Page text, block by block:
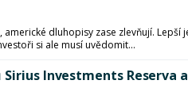
dluhopisy zase zlevňují.
si ale musí uvědomit...
Investments Reserva